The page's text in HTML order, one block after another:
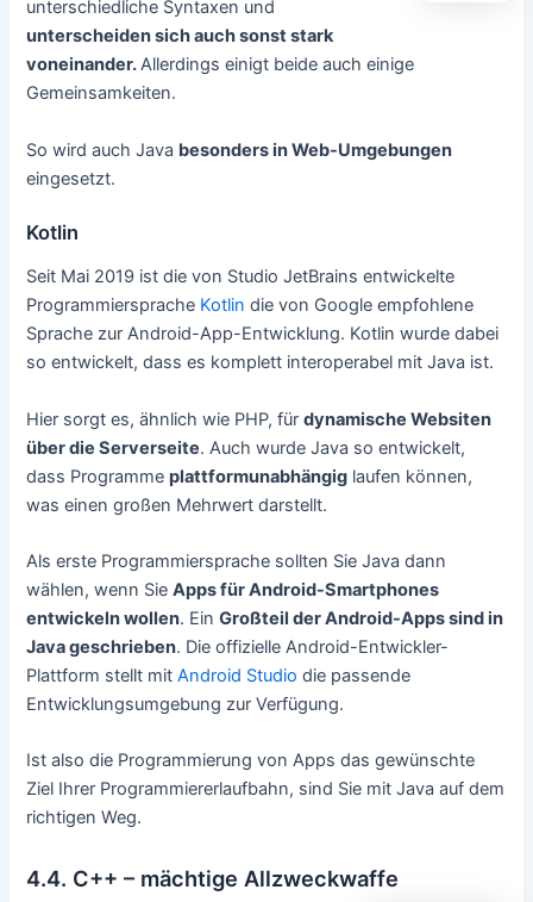
unterschiedliche Syntaxen und
unterscheiden sich auch sonst stark
voneinander.Allerdings einigt beide auch einige
Gemeinsamkeiten.
So wird auch Java besonders in Web-Umgebungen
eingesetzt.
Kotlin
Seit Mai 2019 ist die von Studio JetBrains entwickelte
Programmiersprache Kotlin die von Google empfohlene
Sprache zur Android-App-Entwicklung. Kotlin wurde dabei
so entwickelt, dass es komplett interoperabel mit Java ist.
Hier sorgt es, ähnlich wie PHP, fürdynamische Websiten
über die Serverseite. Auch wurde Java so entwickelt,
dass Programmeplattformunabhängig laufen können,
was einen großen Mehrwert darstellt.
Als erste Programmiersprache sollten Sie Java dann
wählen, wenn SieApps für Android-Smartphones
entwickeln wollen. EinGroßteil der Android-Apps sind in
Java geschrieben. Die offizielle Android-Entwickler-
Plattform stellt mitAndroid Studio die passende
Entwicklungsumgebung zur Verfügung.
Ist also die Programmierung von Apps das gewünschte
Ziel Ihrer Programmiererlaufbahn, sind Sie mit Java auf dem
richtigen Weg.
4.4. C++ – mächtige Allzweckwaffe